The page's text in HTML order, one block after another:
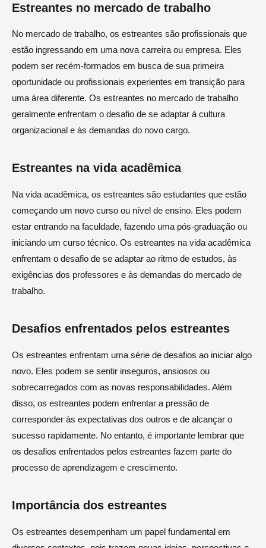
Estreantes no mercado de trabalho
No mercado de trabalho, os estreantes são profissionais que
estão ingressando em uma nova carreira ou empresa. Eles
podem ser recém-formados em busca de sua primeira
oportunidade ou profissionais experientes em transição para
uma área diferente. Os estreantes no mercado de trabalho
geralmente enfrentam o desafio de se adaptar à cultura
organizacional e às demandas do novo cargo.
Estreantes na vida acadêmica
Na vida acadêmica, os estreantes são estudantes que estão
começando um novo curso ou nível de ensino. Eles podem
estar entrando na faculdade, fazendo uma pós-graduação ou
iniciando um curso técnico. Os estreantes na vida acadêmica
enfrentam o desafio de se adaptar ao ritmo de estudos, às
exigências dos professores e às demandas do mercado de
trabalho.
Desafios enfrentados pelos estreantes
Os estreantes enfrentam uma série de desafios ao iniciar algo
novo. Eles podem se sentir inseguros, ansiosos ou
sobrecarregados com as novas responsabilidades. Além
disso, os estreantes podem enfrentar a pressão de
corresponder às expectativas dos outros e de alcançar o
sucesso rapidamente. No entanto, é importante lembrar que
os desafios enfrentados pelos estreantes fazem parte do
processo de aprendizagem e crescimento.
Importância dos estreantes
Os estreantes desempenham um papel fundamental em